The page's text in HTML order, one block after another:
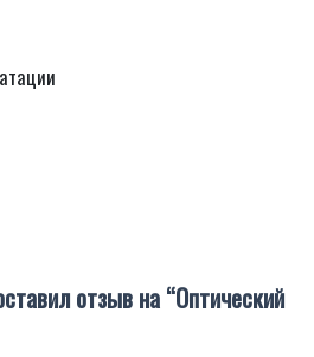
отзыв на “Оптический